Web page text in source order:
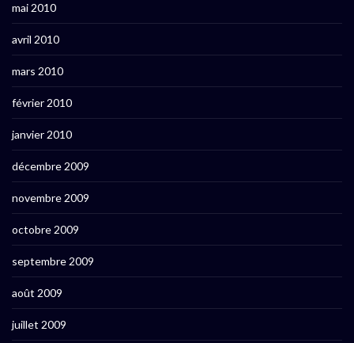
mai 2010
avril 2010
mars 2010
février 2010
janvier 2010
décembre 2009
novembre 2009
octobre 2009
septembre 2009
août 2009
juillet 2009